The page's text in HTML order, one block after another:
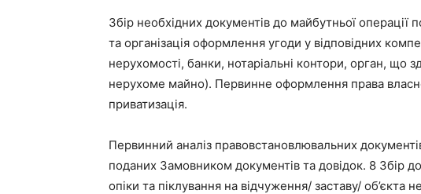
Збір необхідних документів до майбутньої операції
та організація оформлення угоди у відповідних
нерухомості, банки, нотаріальні контори, орган, що
нерухоме майно). Первинне оформлення права
приватизація.
Первинний аналіз правовстановлювальних
поданих Замовником документів та довідок. 8 Збір
опіки та піклування на відчуження/ заставу/ об’єкта